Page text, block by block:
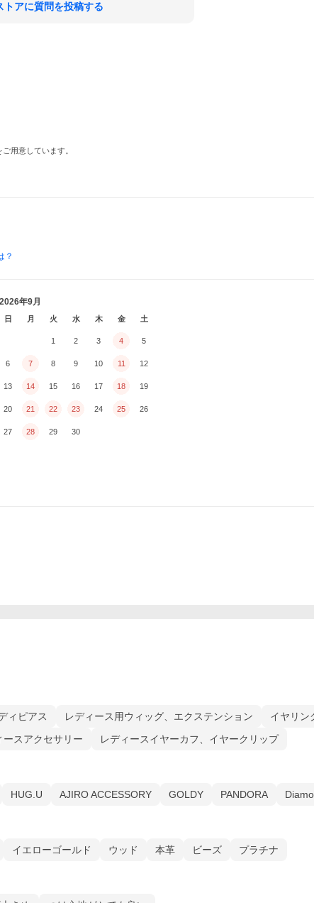
トアに質問を投稿する
用意しています。
？
2026年9月
日 月 火 水 木 金 土
1 2 3 4 5
6 7 8 9 10 11 12
13 14 15 16 17 18 19
20 21 22 23 24 25 26
27 28 29 30
ィピアス レディース用ウィッグ、エクステンション
イヤリン
ースアクセサリー レディースイヤーカフ、イヤークリップ
HUG.U AJIRO ACCESSORY GOLDY PANDORA
イエローゴールド ウッド 本革 ビーズ プラチナ